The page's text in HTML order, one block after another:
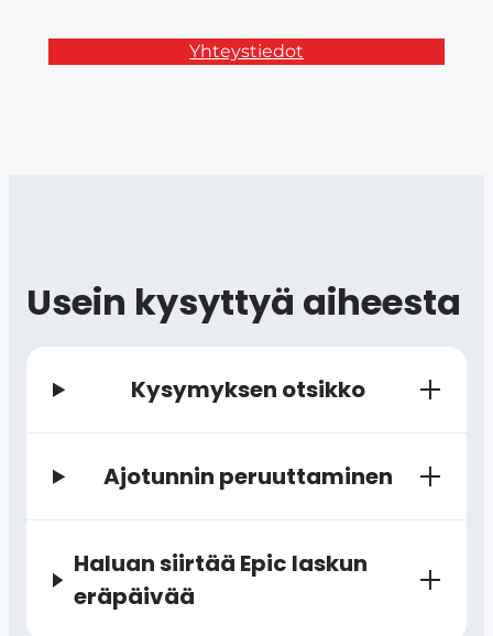
Yhteystiedot
Usein kysyttyä aiheesta
Kysymyksen otsikko
Ajotunnin peruuttaminen
Haluan siirtää Epic laskun
eräpäivää